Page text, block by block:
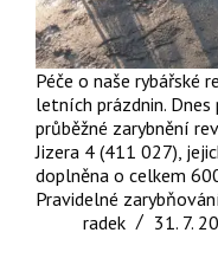
Péče o naše rybářské
letních prázdnin.
průběžné zarybnění
Jizera 4 (411 027),
doplněna o celkem
Pravidelné
radek
31. 7.